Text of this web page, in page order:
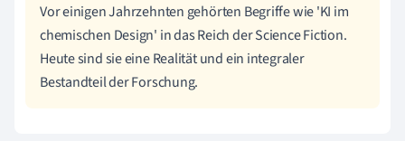
Vor einigen Jahrzehnten gehörten Begriffe wie 'KI im
chemischen Design' in das Reich der Science Fiction.
Heute sind sie eine Realität und ein integraler
Bestandteil der Forschung.